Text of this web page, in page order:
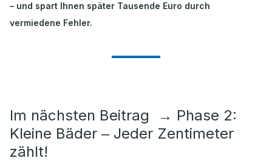
– und spart Ihnen später Tausende Euro durch
vermiedene Fehler.
Im nächsten Beitrag → Phase 2:
Kleine Bäder ‒ Jeder Zentimeter
zählt!